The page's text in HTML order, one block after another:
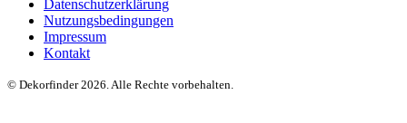
Datenschutzerklärung
Nutzungsbedingungen
Impressum
Kontakt
© Dekorfinder 2026. Alle Rechte vorbehalten.